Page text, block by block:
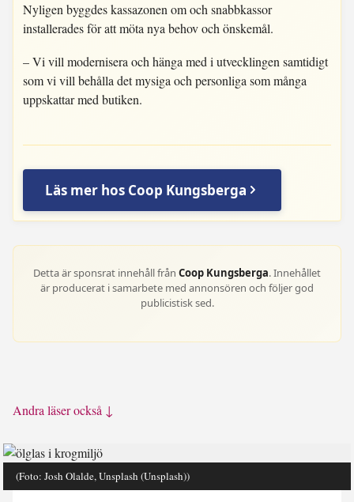
Nyligen byggdes kassazonen om och snabbkassor
installerades för att möta nya behov och önskemål.
– Vi vill modernisera och hänga med i utvecklingen samtidigt
som vi vill behålla det mysiga och personliga som många
uppskattar med butiken.
Läs mer hos Coop Kungsberga
Detta är sponsrat innehåll från Coop Kungsberga. Innehållet
är producerat i samarbete med annonsören och följer god
publicistisk sed.
Andra läser också ↓
(Foto: Josh Olalde, Unsplash (Unsplash))